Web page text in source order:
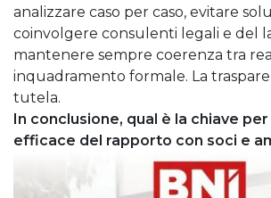
analizzare caso per caso, evitare
coinvolgere consulenti legali e del
mantenere sempre coerenza tra
inquadramento formale. La
tutela.
In conclusione, qual è la chiave
efficace del rapporto con soci e